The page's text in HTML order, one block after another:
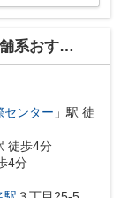
すすめ 】
センター 」駅 徒
徒歩4分
4分